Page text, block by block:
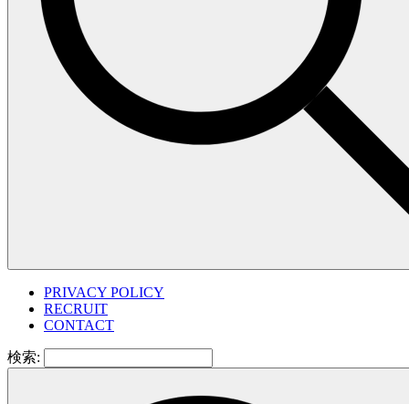
PRIVACY POLICY
RECRUIT
CONTACT
検索: